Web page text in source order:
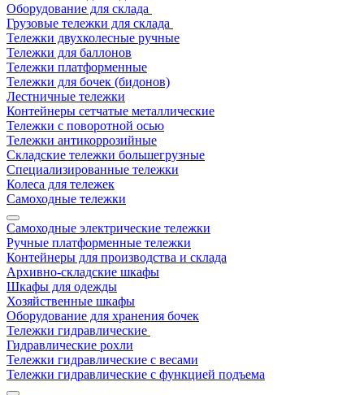
Оборудование для склада
Грузовые тележки для склада
Тележки двухколесные ручные
Тележки для баллонов
Тележки платформенные
Тележки для бочек (бидонов)
Лестничные тележки
Контейнеры сетчатые металлические
Тележки с поворотной осью
Тележки антикоррозийные
Складские тележки большегрузные
Специализированные тележки
Колеса для тележек
Самоходные тележки
Самоходные электрические тележки
Ручные платформенные тележки
Контейнеры для производства и склада
Архивно-складские шкафы
Шкафы для одежды
Хозяйственные шкафы
Оборудование для хранения бочек
Тележки гидравлические
Гидравлические рохли
Тележки гидравлические с весами
Тележки гидравлические с функцией подъема